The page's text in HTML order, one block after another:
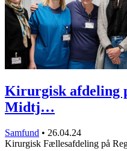
Kirurgisk afdeling
Midtj…
Samfund • 26.04.24
Kirurgisk Fællesafdeling på